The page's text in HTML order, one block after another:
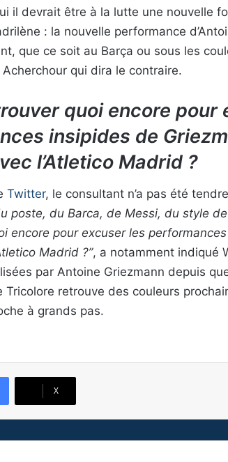
il devrait être à la lutte une nouvelle
: la nouvelle performance
que ce soit au Barça ou sous les
Acherchour qui dira le contraire.
quoi encore pour
insipides de
l’Atletico Madrid ?
Twitter, le consultant n’a pas été
poste, du Barca, de Messi, du style
encore pour excuser les
Madrid ?”, a notamment indiqué
par Antoine Griezmann depuis
Tricolore retrouve des couleurs
à grands pas.
X